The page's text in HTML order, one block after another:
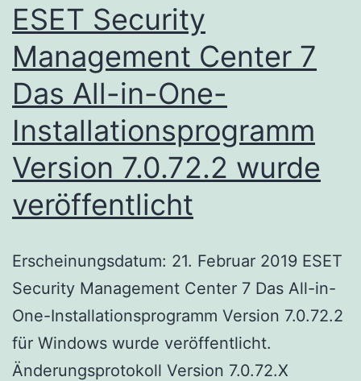
ESET Security
Management Center 7
Das All-in-One-
Installationsprogramm
Version 7.0.72.2 wurde
veröffentlicht
Erscheinungsdatum: 21. Februar 2019 ESET
Security Management Center 7 Das All-in-
One-Installationsprogramm Version 7.0.72.2
für Windows wurde veröffentlicht.
Änderungsprotokoll Version 7.0.72.X